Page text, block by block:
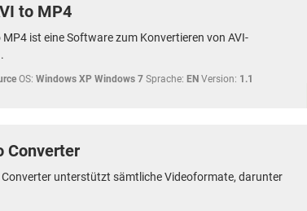
to MP4
MP4 ist eine Software zum Konvertieren von AVI-
OS: Windows XP Windows 7 Sprache: EN Version: 1.1
Converter
Converter unterstützt sämtliche Videoformate, darunter